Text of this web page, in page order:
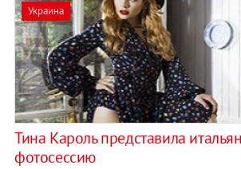
Украина
Тина Кароль представила
фотосессию